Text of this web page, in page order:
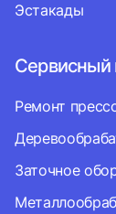
Эстакады
Сервисный
Ремонт
Заточное